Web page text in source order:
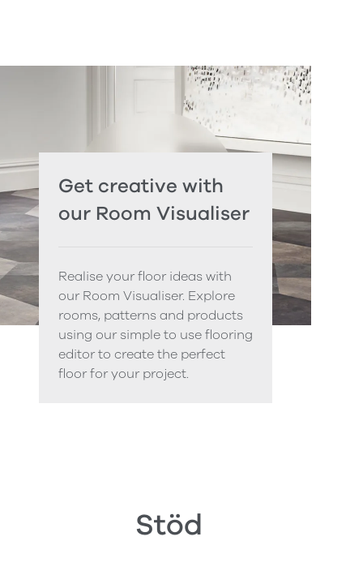
Get creative with
our Room Visualiser
Realise your floor ideas with
our Room Visualiser. Explore
rooms, patterns and products
using our simple to use flooring
editor to create the perfect
floor for your project.
Stöd